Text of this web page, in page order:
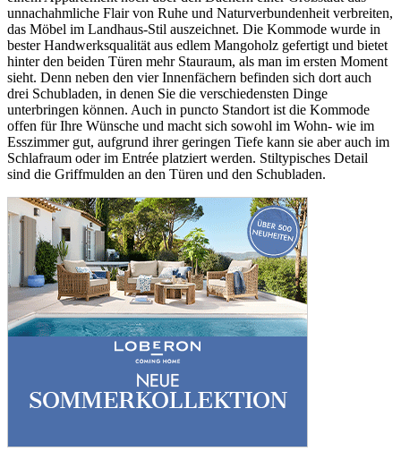
unnachahmliche Flair von Ruhe und Naturverbundenheit verbreiten,
das Möbel im Landhaus-Stil auszeichnet. Die Kommode wurde in
bester Handwerksqualität aus edlem Mangoholz gefertigt und bietet
hinter den beiden Türen mehr Stauraum, als man im ersten Moment
sieht. Denn neben den vier Innenfächern befinden sich dort auch
drei Schubladen, in denen Sie die verschiedensten Dinge
unterbringen können. Auch in puncto Standort ist die Kommode
offen für Ihre Wünsche und macht sich sowohl im Wohn- wie im
Esszimmer gut, aufgrund ihrer geringen Tiefe kann sie aber auch im
Schlafraum oder im Entrée platziert werden. Stiltypisches Detail
sind die Griffmulden an den Türen und den Schubladen.